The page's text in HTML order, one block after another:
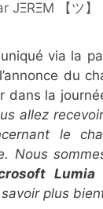
JΞRΞM 【ツ】
via la
du
dans la
allez
le
Nous
Lumia
plus